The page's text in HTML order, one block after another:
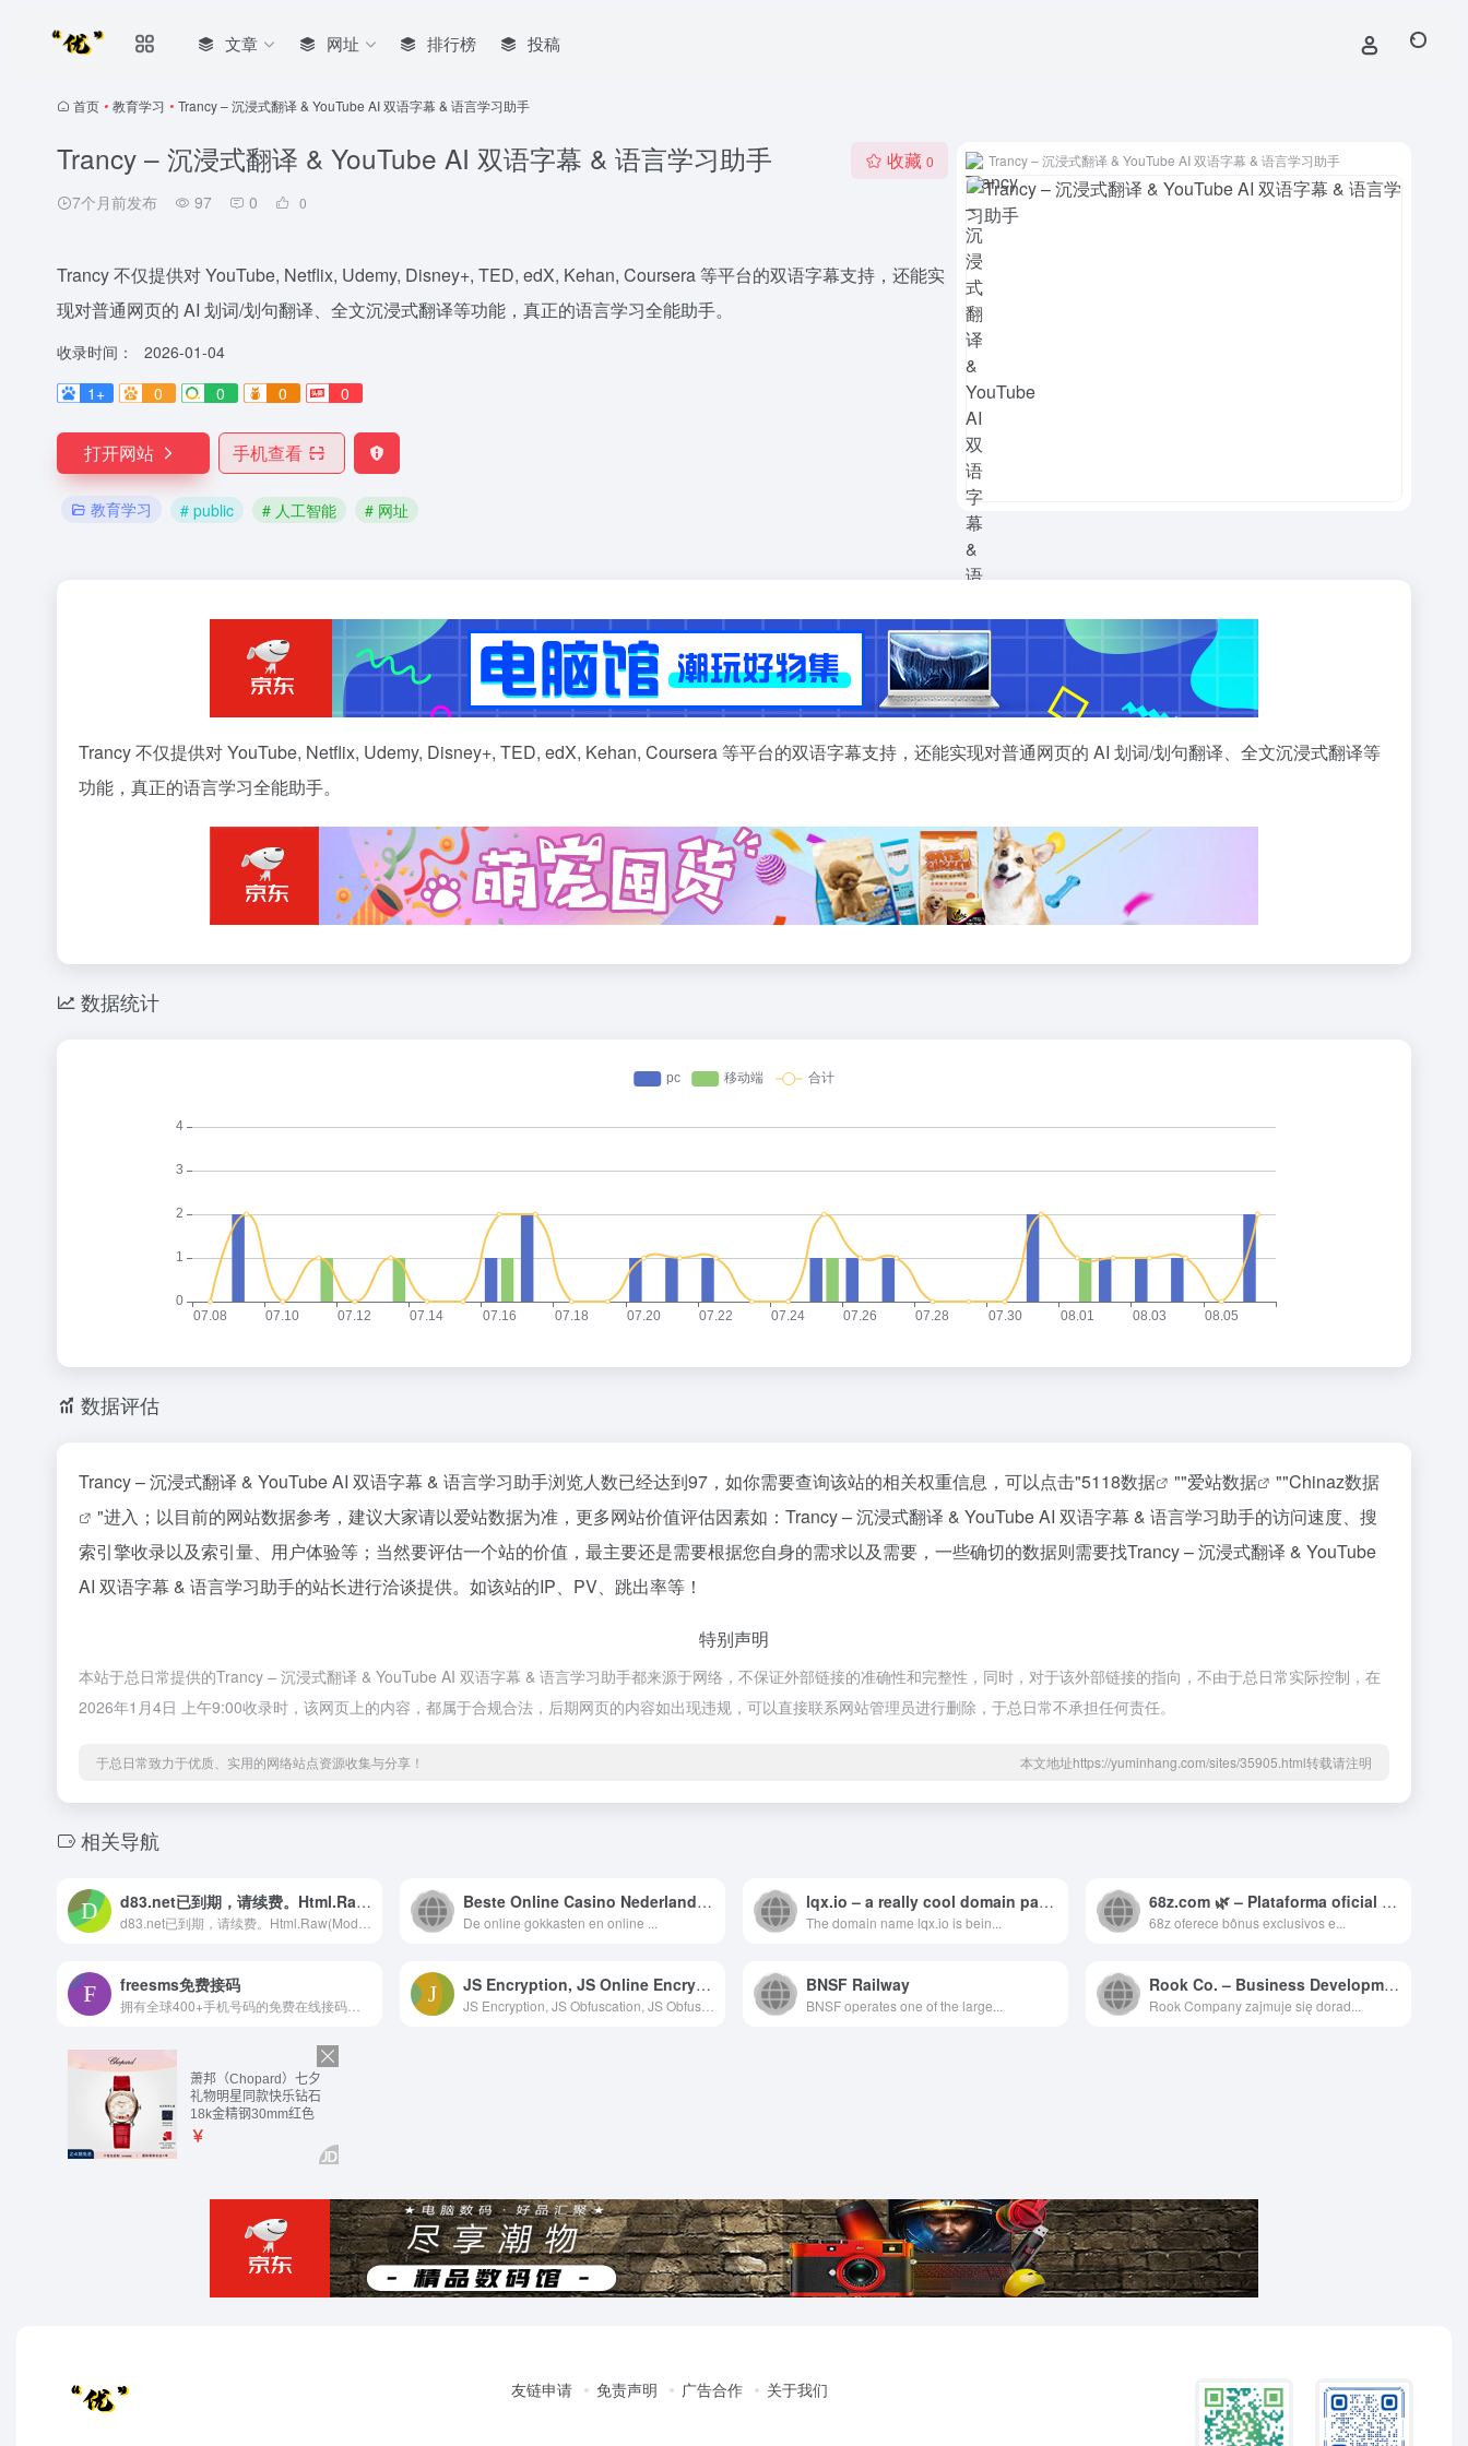
文章 网址 排行榜 投稿
首页 • 教育学习 • Trancy – 沉浸式翻译 & YouTube AI 双语字幕 & 语言学习助手
Trancy – 沉浸式翻译 & YouTube AI 双语字幕 & 语言学习助手
7个月前发布 97 0 0
收藏 0
Trancy 不仅提供对 YouTube, Netflix, Udemy, Disney+, TED, edX, Kehan, Coursera 等平台的双语字幕支持，还能实
现对普通网页的 AI 划词/划句翻译、全文沉浸式翻译等功能，真正的语言学习全能助手。
收录时间：
2026-01-04
1+
0 0 0 0
打开网站 手机查看
教育学习 # public # 人工智能 # 网址
Trancy – 沉浸式翻译 & YouTube AI 双语字幕 & 语言学习助手
Trancy 不仅提供对 YouTube, Netflix, Udemy, Disney+, TED, edX, Kehan, Coursera 等平台的双语字幕支持，还能实现对普通网页的 AI 划词/划句翻译、全文沉浸式翻译等
功能，真正的语言学习全能助手。
数据统计
数据评估
Trancy – 沉浸式翻译 & YouTube AI 双语字幕 & 语言学习助手浏览人数已经达到97，如你需要查询该站的相关权重信息，可以点击"5118数据 ""爱站数据 ""Chinaz数据
"进入；以目前的网站数据参考，建议大家请以爱站数据为准，更多网站价值评估因素如：Trancy – 沉浸式翻译 & YouTube AI 双语字幕 & 语言学习助手的访问速度、搜
索引擎收录以及索引量、用户体验等；当然要评估一个站的价值，最主要还是需要根据您自身的需求以及需要，一些确切的数据则需要找Trancy – 沉浸式翻译 & YouTube
AI 双语字幕 & 语言学习助手的站长进行洽谈提供。如该站的IP、PV、跳出率等！
特别声明
本站于总日常提供的Trancy – 沉浸式翻译 & YouTube AI 双语字幕 & 语言学习助手都来源于网络，不保证外部链接的准确性和完整性，同时，对于该外部链接的指向，不由于总日常实际控制，在
2026年1月4日 上午9:00收录时，该网页上的内容，都属于合规合法，后期网页的内容如出现违规，可以直接联系网站管理员进行删除，于总日常不承担任何责任。
于总日常致力于优质、实用的网络站点资源收集与分享！ 本文地址https://yuminhang.com/sites/35905.html转载请注明
相关导航
d83.net已到期，请续费。Html.Raw(Model.domain) Expired. Please renew it. Beste Online Casino Nederland | Top Casino’s 2026
De online gokkasten en online ...
lqx.io – a really cool domain parked on Park.io | Park.io
The domain name lqx.io is bein...
68z.com 🌿 – Plataforma oficial de jogos – 68z
68z oferece bônus exclusivos e...
freesms免费接码 JS Encryption, JS Online Encryption, JS Online Obfuscation, Irreversible JS Encryption, JS Obfuscation – Safekodo Code Encryption BNSF Railway
BNSF operates one of the large...
Rook Co. – Business Development & New Ventures & Deals
Rook Company zajmuje się dorad...
友链申请 免责声明 广告合作 关于我们